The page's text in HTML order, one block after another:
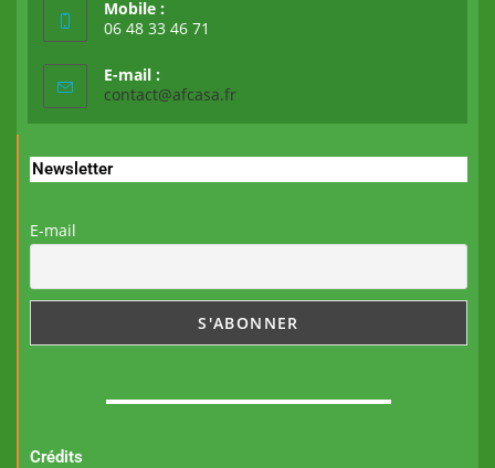
Mobile :
06 48 33 46 71
E-mail :
contact@afcasa.fr
Newsletter
E-mail
Crédits